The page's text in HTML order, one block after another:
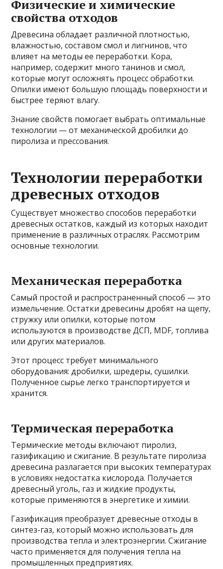
Физические и химические
свойства отходов
Древесина обладает различной плотностью,
влажностью, составом смол и лигнинов, что
влияет на методы ее переработки. Кора,
например, содержит много танинов и смол,
которые могут осложнять процесс обработки.
Опилки имеют большую площадь поверхности и
быстрее теряют влагу.
Знание свойств помогает выбрать оптимальные
технологии — от механической дробилки до
пиролиза и прессования.
Технологии переработки
древесных отходов
Существует множество способов переработки
древесных остатков, каждый из которых находит
применение в различных отраслях. Рассмотрим
основные технологии.
Механическая переработка
Самый простой и распространенный способ — это
измельчение. Остатки древесины дробят на щепу,
стружку или опилки, которые потом
используются в производстве ДСП, MDF, топлива
или других материалов.
Этот процесс требует минимального
оборудования: дробилки, шредеры, сушилки.
Полученное сырье легко транспортируется и
хранится.
Термическая переработка
Термические методы включают пиролиз,
газификацию и сжигание. В результате пиролиза
древесина разлагается при высоких температурах
в условиях недостатка кислорода. Получается
древесный уголь, газ и жидкие продукты,
которые применяются в энергетике и химии.
Газификация преобразует древесные отходы в
синтез-газ, который можно использовать для
производства тепла и электроэнергии. Сжигание
часто применяется для получения тепла на
промышленных предприятиях.